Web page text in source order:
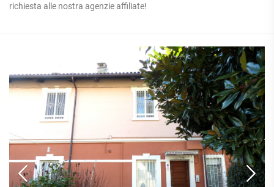
richiesta alle nostra agenzie affiliate!